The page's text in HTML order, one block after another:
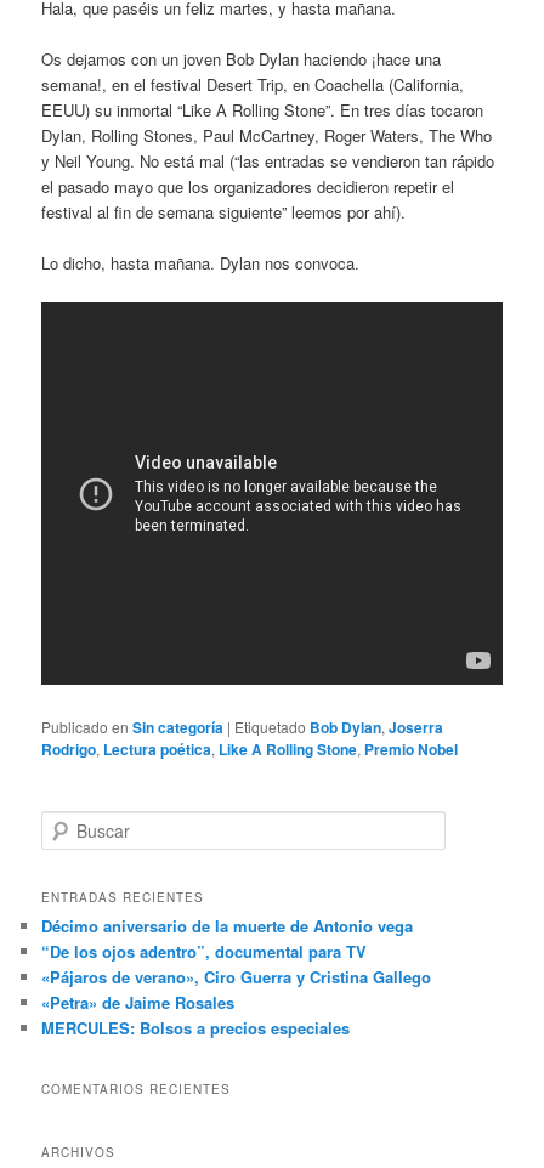
Hala, que paséis un feliz martes, y hasta mañana.
Os dejamos con un joven Bob Dylan haciendo ¡hace una
semana!, en el festival Desert Trip, en Coachella (California,
EEUU) su inmortal “Like A Rolling Stone”. En tres días tocaron
Dylan, Rolling Stones, Paul McCartney, Roger Waters, The Who
y Neil Young. No está mal (“las entradas se vendieron tan rápido
el pasado mayo que los organizadores decidieron repetir el
festival al fin de semana siguiente” leemos por ahí).
Lo dicho, hasta mañana. Dylan nos convoca.
Publicado en Sin categoría | Etiquetado Bob Dylan,Joserra
Rodrigo, Lectura poética, Like A Rolling Stone, Premio Nobel
u
c
r
ENTRADAS RECIENTES
Décimo aniversario de la muerte de Antonio vega
“De los ojos adentro”, documental para TV
«Pájaros de verano», Ciro Guerra y Cristina Gallego
«Petra» de Jaime Rosales
MERCULES: Bolsos a precios especiales
COMENTARIOS RECIENTES
ARCHIVOS